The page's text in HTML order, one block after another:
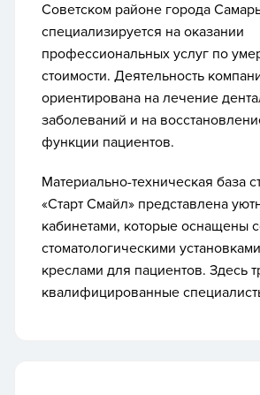
Советском районе города
специализируется на оказании
профессиональных услуг по
стоимости. Деятельность
ориентирована на лечение
заболеваний и на
функции пациентов.
Материально-техническая база
«Старт Смайл» представлена
кабинетами, которые оснащены
стоматологическими
креслами для пациентов. Здесь
квалифицированные